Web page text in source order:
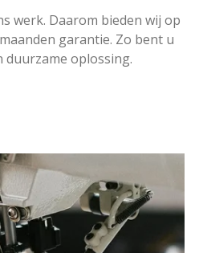
werk. Daarom bieden wij op
garantie. Zo bent u
oplossing.